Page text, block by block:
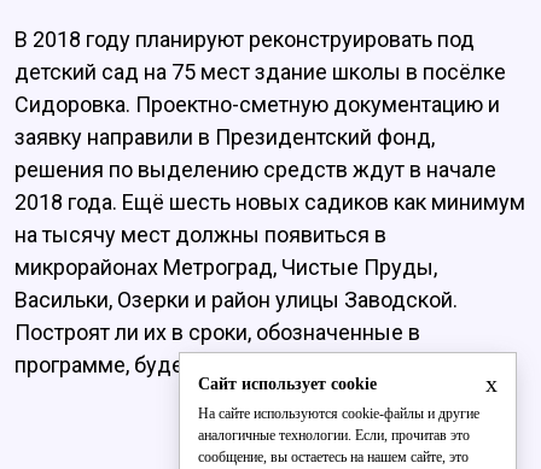
В 2018 году планируют реконструировать под
детский сад на 75 мест здание школы в посёлке
Сидоровка. Проектно-сметную документацию и
заявку направили в Президентский фонд,
решения по выделению средств ждут в начале
2018 года. Ещё шесть новых садиков как минимум
на тысячу мест должны появиться в
микрорайонах Метроград, Чистые Пруды,
Васильки, Озерки и район улицы Заводской.
Построят ли их в сроки, обозначенные в
программе, будет зависеть от выделения денег.
x
Сайт использует cookie
На сайте используются cookie-файлы и другие
аналогичные технологии. Если, прочитав это
сообщение, вы остаетесь на нашем сайте, это